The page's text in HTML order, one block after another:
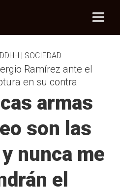
| SOCIEDAD
Ramírez ante el
en su contra
armas
son las
nunca me
el